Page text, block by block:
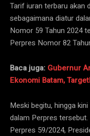
Tarif iuran terbaru akan
sebagaimana diatur
Nomor 59 Tahun 2024
Perpres Nomor 82
Baca juga: Gubernur
Ekonomi Batam,
Meski begitu, hingga
dalam Perpres
Perpres 59/2024,